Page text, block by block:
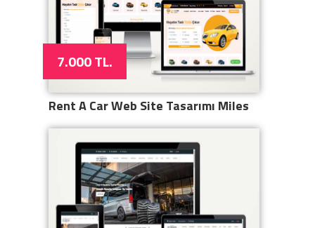
7.000 TL.
Rent A Car Web Site Tasarımı Miles